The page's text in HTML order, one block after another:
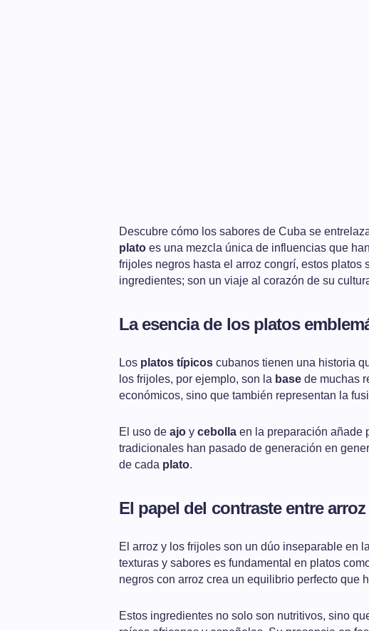
Descubre cómo los sabores de Cuba se
plato es una mezcla única de influencias que
frijoles negros hasta el arroz congrí, estos
ingredientes; son un viaje al corazón de su
La esencia de los platos
Los platos típicos cubanos tienen una historia
los frijoles, por ejemplo, son la base de muchas
económicos, sino que también representan la
El uso de ajo y cebolla en la preparación añade
tradicionales han pasado de generación en
de cada plato.
El papel del contraste entre
El arroz y los frijoles son un dúo inseparable en la
texturas y sabores es fundamental en platos
negros con arroz crea un equilibrio perfecto que
Estos ingredientes no solo son nutritivos, sino